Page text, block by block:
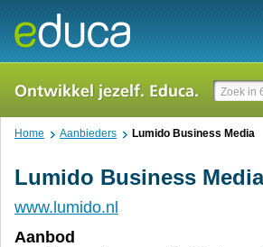
Home Aanbieders Lumido Business Media
Lumido Business Media
www.lumido.nl
Aanbod